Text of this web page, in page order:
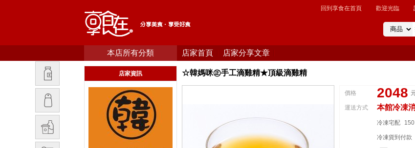
回到享食在首頁 歡迎光臨
本店所有分類 店家首頁 店家分享文章
店家資訊 ☆韓媽咪㊣手工滴雞精★頂級滴雞精
價格 2048
運送方式 本館冷凍
冷凍宅配 150
冷凍貨到付款